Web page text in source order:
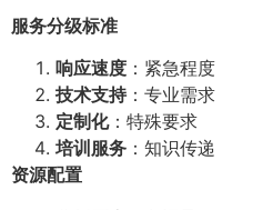
服务分级标准
响应速度 ：紧急程度
技术支持：专业需求
定制化：特殊要求
培训服务 ：知识传递
资源配置